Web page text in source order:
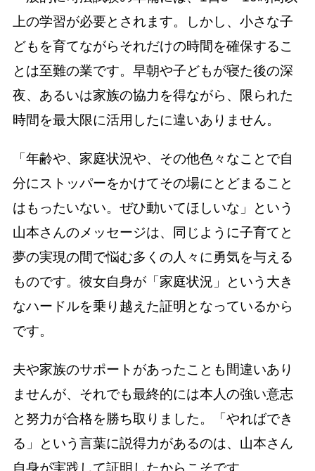
上の学習が必要とされます。しかし、小さな子
どもを育てながらそれだけの時間を確保するこ
とは至難の業です。早朝や子どもが寝た後の深
夜、あるいは家族の協力を得ながら、限られた
時間を最大限に活用したに違いありません。
「年齢や、家庭状況や、その他色々なことで自
分にストッパーをかけてその場にとどまること
はもったいない。ぜひ動いてほしいな」という
山本さんのメッセージは、同じように子育てと
夢の実現の間で悩む多くの人々に勇気を与える
ものです。彼女自身が「家庭状況」という大き
なハードルを乗り越えた証明となっているから
です。
夫や家族のサポートがあったことも間違いあり
ませんが、それでも最終的には本人の強い意志
と努力が合格を勝ち取りました。「やればでき
る」という言葉に説得力があるのは、山本さん
自身が実践して証明したからこそです。